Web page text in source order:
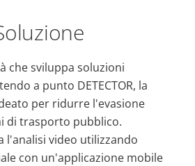
che sviluppa soluzioni
a punto DETECTOR, la
per ridurre l'evasione
di trasporto pubblico.
l'analisi video utilizzando
con un'applicazione mobile